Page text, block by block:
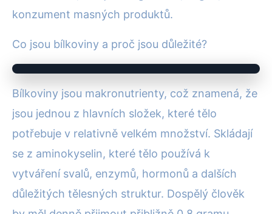
konzument masných produktů.
Co jsou bílkoviny a proč jsou důležité?
Bílkoviny jsou makronutrienty, což znamená, že
jsou jednou z hlavních složek, které tělo
potřebuje v relativně velkém množství. Skládají
se z aminokyselin, které tělo používá k
vytváření svalů, enzymů, hormonů a dalších
důležitých tělesných struktur. Dospělý člověk